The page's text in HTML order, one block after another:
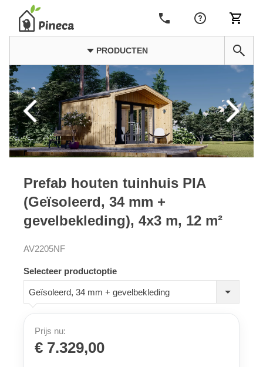
PRODUCTEN
Prefab houten tuinhuis PIA
(Geïsoleerd, 34 mm +
gevelbekleding), 4x3 m, 12 m²
AV2205NF
Selecteer productoptie
Geïsoleerd, 34 mm + gevelbekleding
Prijs nu:
€ 7.329,00